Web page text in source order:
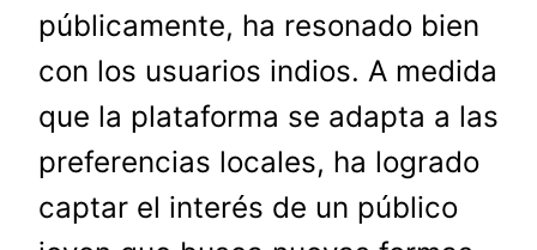
públicamente, ha resonado bien
con los usuarios indios. A medida
que la plataforma se adapta a las
preferencias locales, ha logrado
captar el interés de un público